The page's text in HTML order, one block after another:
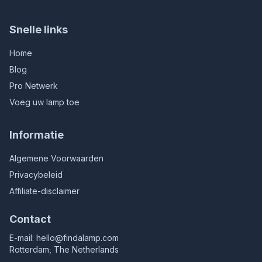
Snelle links
Home
Blog
Pro Netwerk
Voeg uw lamp toe
Informatie
Algemene Voorwaarden
Privacybeleid
Affiliate-disclaimer
Contact
E-mail: hello@findalamp.com
Rotterdam, The Netherlands